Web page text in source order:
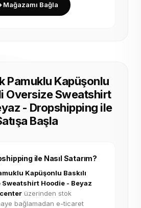
Mağazamı Bağla
Pamuklu Kapüşonlu
Oversize Sweatshirt
- Dropshipping ile
Başla
ile Nasıl Satarım?
Kapüşonlu Baskılı
Hoodie - Beyaz
üzerinden stok
bağlamadan e-ticaret